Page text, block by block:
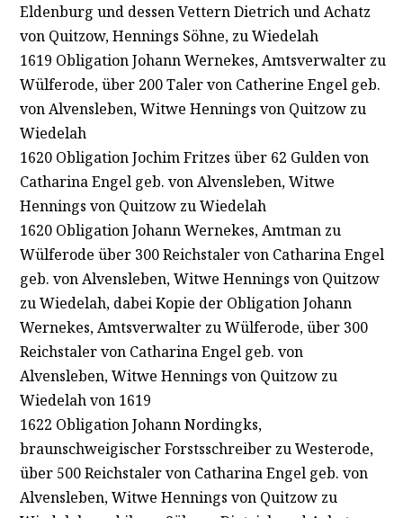
Eldenburg und dessen Vettern Dietrich und Achatz
von Quitzow, Hennings Söhne, zu Wiedelah
1619 Obligation Johann Wernekes, Amtsverwalter zu
Wülferode, über 200 Taler von Catherine Engel geb.
von Alvensleben, Witwe Hennings von Quitzow zu
Wiedelah
1620 Obligation Jochim Fritzes über 62 Gulden von
Catharina Engel geb. von Alvensleben, Witwe
Hennings von Quitzow zu Wiedelah
1620 Obligation Johann Wernekes, Amtman zu
Wülferode über 300 Reichstaler von Catharina Engel
geb. von Alvensleben, Witwe Hennings von Quitzow
zu Wiedelah, dabei Kopie der Obligation Johann
Wernekes, Amtsverwalter zu Wülferode, über 300
Reichstaler von Catharina Engel geb. von
Alvensleben, Witwe Hennings von Quitzow zu
Wiedelah von 1619
1622 Obligation Johann Nordingks,
braunschweigischer Forstsschreiber zu Westerode,
über 500 Reichstaler von Catharina Engel geb. von
Alvensleben, Witwe Hennings von Quitzow zu